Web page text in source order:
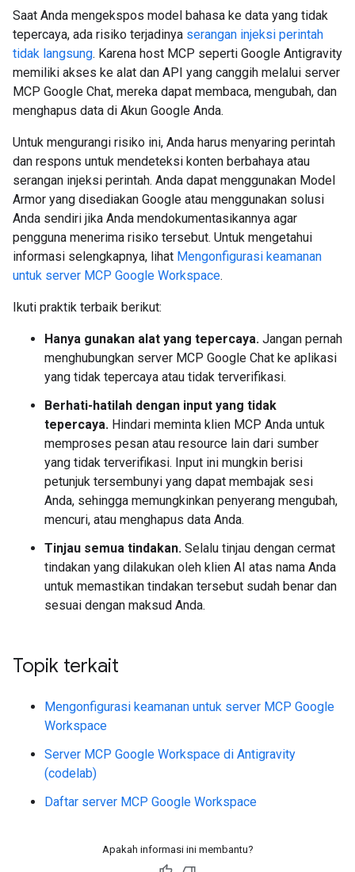
Saat Anda mengekspos model bahasa ke data yang tidak
tepercaya, ada risiko terjadinya serangan injeksi perintah
tidak langsung. Karena host MCP seperti Google Antigravity
memiliki akses ke alat dan API yang canggih melalui server
MCP Google Chat, mereka dapat membaca, mengubah, dan
menghapus data di Akun Google Anda.
Untuk mengurangi risiko ini, Anda harus menyaring perintah
dan respons untuk mendeteksi konten berbahaya atau
serangan injeksi perintah. Anda dapat menggunakan Model
Armor yang disediakan Google atau menggunakan solusi
Anda sendiri jika Anda mendokumentasikannya agar
pengguna menerima risiko tersebut. Untuk mengetahui
informasi selengkapnya, lihat Mengonfigurasi keamanan
untuk server MCP Google Workspace.
Ikuti praktik terbaik berikut:
Hanya gunakan alat yang tepercaya. Jangan pernah
menghubungkan server MCP Google Chat ke aplikasi
yang tidak tepercaya atau tidak terverifikasi.
Berhati-hatilah dengan input yang tidak
tepercaya. Hindari meminta klien MCP Anda untuk
memproses pesan atau resource lain dari sumber
yang tidak terverifikasi. Input ini mungkin berisi
petunjuk tersembunyi yang dapat membajak sesi
Anda, sehingga memungkinkan penyerang mengubah,
mencuri, atau menghapus data Anda.
Tinjau semua tindakan. Selalu tinjau dengan cermat
tindakan yang dilakukan oleh klien AI atas nama Anda
untuk memastikan tindakan tersebut sudah benar dan
sesuai dengan maksud Anda.
Topik terkait
Mengonfigurasi keamanan untuk server MCP Google
Workspace
Server MCP Google Workspace di Antigravity
(codelab)
Daftar server MCP Google Workspace
Apakah informasi ini membantu?